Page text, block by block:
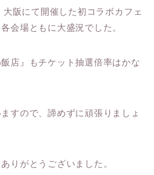
阪にて開催した初コラボカフェ
会場ともに大盛況でした。
店』もチケット抽選倍率はかな
すので、諦めずに頑張りましょ
りがとうございました。